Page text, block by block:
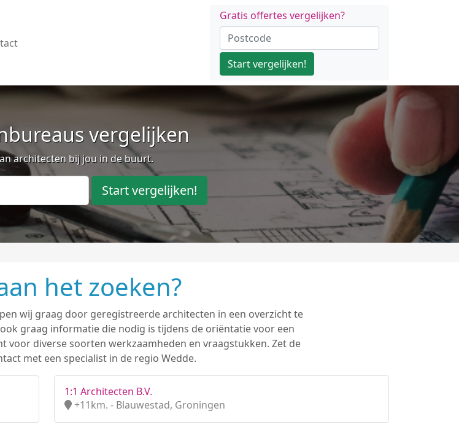
Gratis offertes vergelijken?
Start vergelijken!
vergelijken
architecten bij jou in de buurt.
Start vergelijken!
het zoeken?
wij graag door geregistreerde architecten in een overzicht te
graag informatie die nodig is tijdens de oriëntatie voor een
voor diverse soorten werkzaamheden en vraagstukken. Zet de
met een specialist in de regio Wedde.
1:1 Architecten B.V.
+11km. - Blauwestad, Groningen